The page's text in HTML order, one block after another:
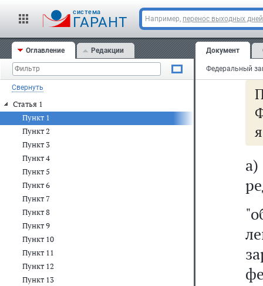
cистема
ГАРАНТ Например, перенос выходных дней
Оглавление Редакции
Свернуть
Статья 1
Пункт 1
Пункт 2
Пункт 3
Пункт 4
Пункт 5
Пункт 6
Пункт 7
Пункт 8
Пункт 9
Пункт 10
Пункт 11
Пункт 12
Пункт 13
Документ